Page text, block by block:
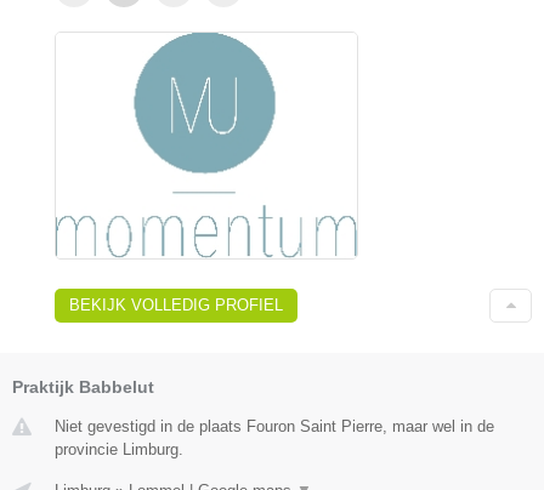
BEKIJK VOLLEDIG PROFIEL
Praktijk Babbelut
Niet gevestigd in de plaats Fouron Saint Pierre, maar wel in de
provincie Limburg.